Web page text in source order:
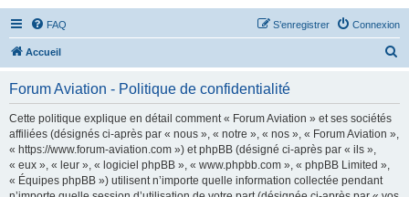
FAQ Connexion
S’enregistrer
Accueil
Forum Aviation - Politique de confidentialité
Cette politique explique en détail comment « Forum Aviation » et ses sociétés
affiliées (désignés ci-après par « nous », « notre », « nos », « Forum Aviation »,
« https://www.forum-aviation.com ») et phpBB (désigné ci-après par « ils »,
« eux », « leur », « logiciel phpBB », « www.phpbb.com », « phpBB Limited »,
« Équipes phpBB ») utilisent n’importe quelle information collectée pendant